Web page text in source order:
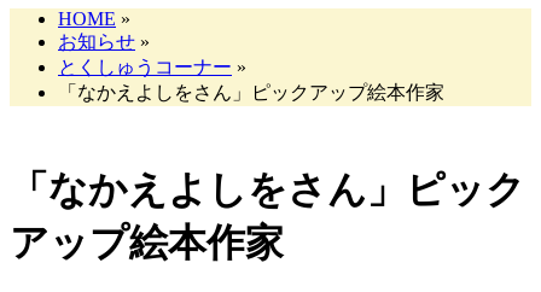
HOME »
お知らせ »
とくしゅうコーナー »
「なかえよしをさん」ピックアップ絵本作家
「なかえよしをさん」ピック
アップ絵本作家